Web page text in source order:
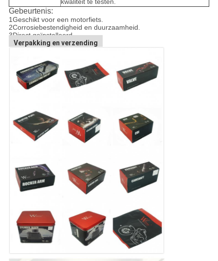
kwaliteit te testen.
Gebeurtenis:
1Geschikt voor een motorfiets.
2Corrosiebestendigheid en duurzaamheid.
3Direct geïnstalleerd.
Verpakking en verzending